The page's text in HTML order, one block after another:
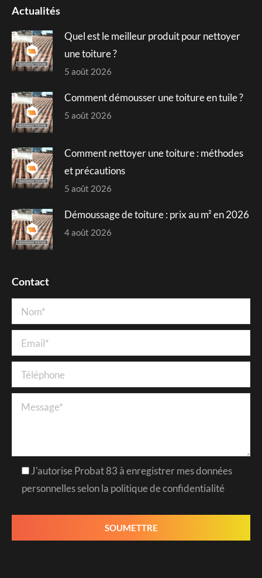
opens
new
window
opens
new
window
opens
new
window
new
window
Actualités
Quel est le meilleur produit pour nettoyer
une toiture ?
5 août 2026
Comment démousser une toiture en tuile ?
5 août 2026
Comment nettoyer une toiture : méthodes
et précautions
5 août 2026
Démoussage de toiture : prix au m² en 2026
4 août 2026
Contact
J'autorise Probat 83 à enregistrer mes données
personnelles selon la politique de confidentialité